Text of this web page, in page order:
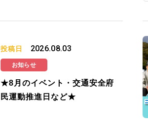
投稿日 2026.08.03
お知らせ
★8月のイベント・交通安全府
民運動推進日など★